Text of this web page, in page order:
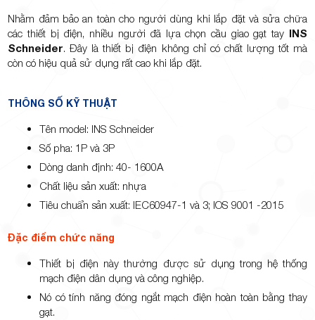
Nhằm đảm bảo an toàn cho người dùng khi lắp đặt và sửa chữa
các thiết bị điện, nhiều người đã lựa chọn cầu giao gạt tay INS
Schneider. Đây là thiết bị điện không chỉ có chất lượng tốt mà
còn có hiệu quả sử dụng rất cao khi lắp đặt.
THÔNG SỐ KỸ THUẬT
Tên model: INS Schneider
Số pha: 1P và 3P
Dòng danh định: 40- 1600A
Chất liệu sản xuất: nhựa
Tiêu chuẩn sản xuất: IEC60947-1 và 3; IOS 9001 -2015
Đặc điểm chức năng
Thiết bị điện này thường được sử dụng trong hệ thống
mạch điện dân dụng và công nghiệp.
Nó có tính năng đóng ngắt mạch điện hoàn toàn bằng thay
gạt.